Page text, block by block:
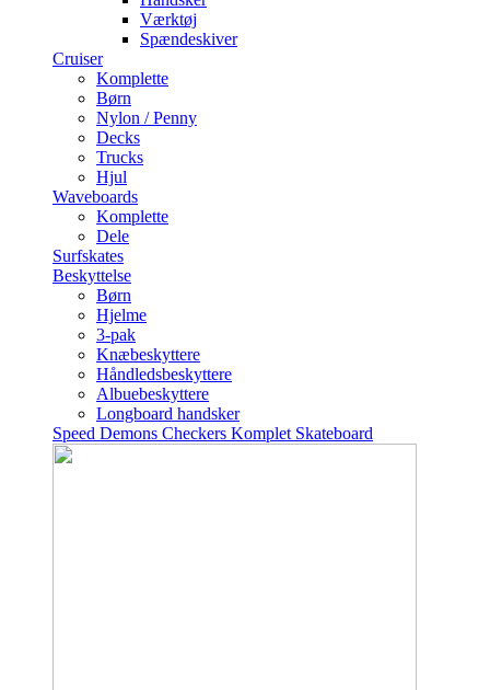
Værktøj
Spændeskiver
Cruiser
Komplette
Børn
Nylon / Penny
Decks
Trucks
Hjul
Waveboards
Komplette
Dele
Surfskates
Beskyttelse
Børn
Hjelme
3-pak
Knæbeskyttere
Håndledsbeskyttere
Albuebeskyttere
Longboard handsker
Speed Demons Checkers Komplet Skateboard